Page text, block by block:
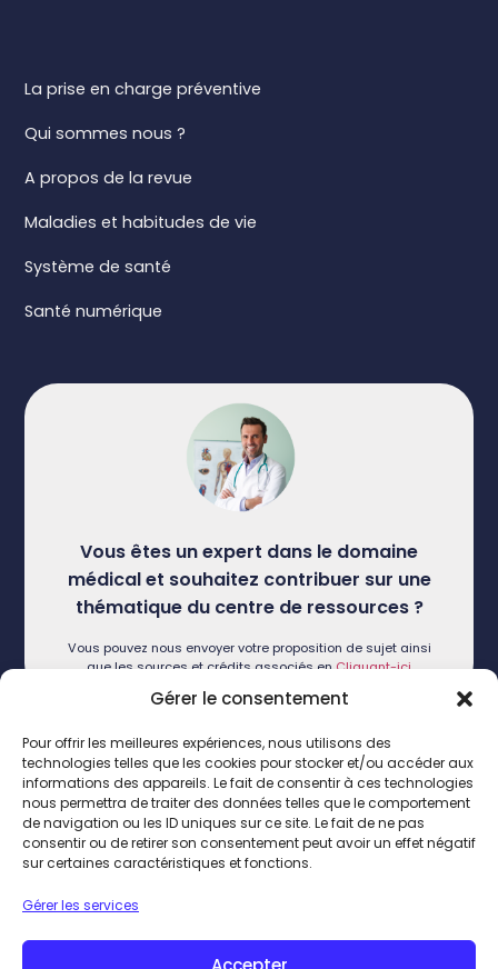
Gérer le consentement
Pour offrir les meilleures expériences, nous utilisons des
technologies telles que les cookies pour stocker et/ou accéder aux
informations des appareils. Le fait de consentir à ces technologies
nous permettra de traiter des données telles que le comportement
de navigation ou les ID uniques sur ce site. Le fait de ne pas
consentir ou de retirer son consentement peut avoir un effet négatif
sur certaines caractéristiques et fonctions.
Gérer les services
Plan du site :
La prise en charge préventive
Qui sommes nous ?
A propos de la revue
Maladies et habitudes de vie
Système de santé
Santé numérique
Vous êtes un expert dans le domaine
médical et souhaitez contribuer sur une
thématique du centre de ressources ?
Vous pouvez nous envoyer votre proposition de sujet ainsi
que les sources et crédits associés en Cliquant-ici
Vous souhaitez en savoir plus sur nous
?
Vous pouvez nous contacter directement en